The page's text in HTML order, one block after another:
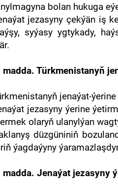
bolan hukuga
jezasyny çekýän iş
syýasy ygtykady,
Türkmenistanyň
jenaýat-
jezasyny ýerine
olaryň ulanylýan
düzgüniniň
ýagdaýyny
madda. Jenaýat jezasyny